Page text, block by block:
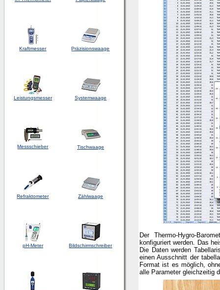
Kraftmesser Präzisionswaage
Leistungsmesser Systemwaage
Messschieber Tischwaage
Refraktometer Zählwaage
pH-Meter Bildschirmschreiber
Der Thermo-Hygro-
konfiguriert werden. Das
Die Daten werden
einen Ausschnitt der
Format ist es möglich,
alle Parameter gleichzeitig